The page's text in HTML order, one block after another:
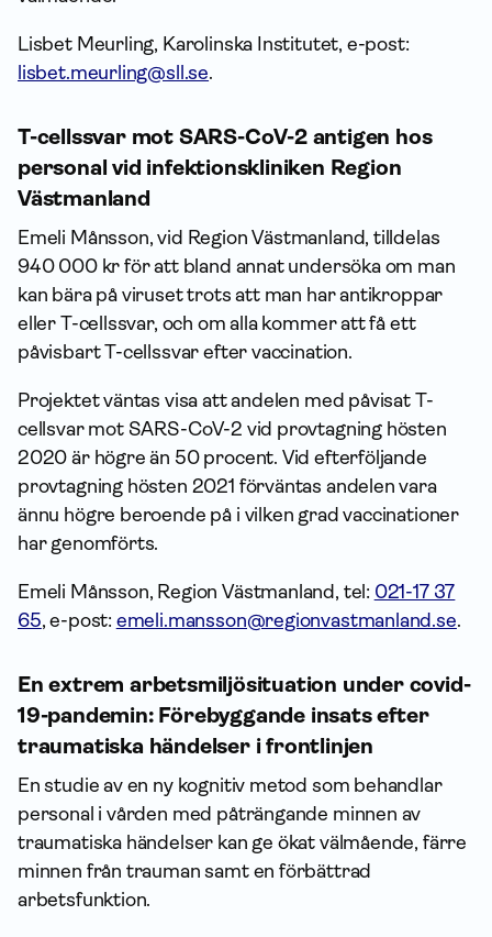
Lisbet Meurling, Karolinska Institutet, e-post:
lisbet.meurling@sll.se.
T-cellssvar mot SARS-CoV-2 antigen hos
personal vid infektionskliniken Region
Västmanland
Emeli Månsson, vid Region Västmanland, tilldelas
940 000 kr för att bland annat undersöka om man
kan bära på viruset trots att man har antikroppar
eller T-cellssvar, och om alla kommer att få ett
påvisbart T-cellssvar efter vaccination.
Projektet väntas visa att andelen med påvisat T-
cellsvar mot SARS-CoV-2 vid provtagning hösten
2020 är högre än 50 procent. Vid efterföljande
provtagning hösten 2021 förväntas andelen vara
ännu högre beroende på i vilken grad vaccinationer
har genomförts.
Emeli Månsson, Region Västmanland, tel: 021-17 37
65, e-post: emeli.mansson@regionvastmanland.se.
En extrem arbetsmiljösituation under covid-
19-pandemin: Förebyggande insats efter
traumatiska händelser i frontlinjen
En studie av en ny kognitiv metod som behandlar
personal i vården med påträngande minnen av
traumatiska händelser kan ge ökat välmående, färre
minnen från trauman samt en förbättrad
arbetsfunktion.